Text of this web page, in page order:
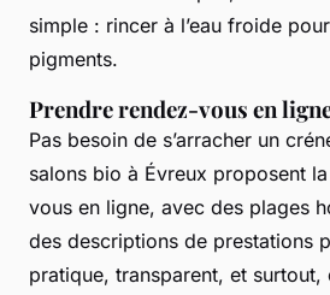
simple : rincer à l’eau froide
pigments.
Prendre rendez-vous en
Pas besoin de s’arracher un
salons bio à Évreux proposent
vous en ligne, avec des plages
des descriptions de prestations
pratique, transparent, et surtout,